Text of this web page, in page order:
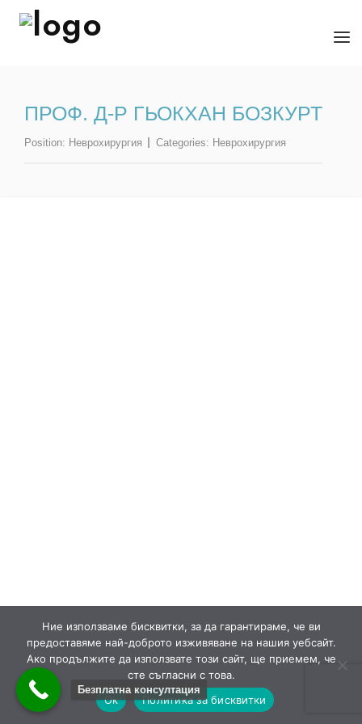
НАПРАВЛЕНИЯ
ПРОФ. Д-Р ГЬОКХАН БОЗКУРТ
Position: Неврохирургия Categories: Неврохирургия
Безплатна консултация
Ние използваме бисквитки, за да гарантираме, че ви
предоставяме най-доброто изживяване на нашия уебсайт.
Ако продължите да използвате този сайт, ще приемем, че
сте съгласни с това.
Ok
Политика за бисквитки